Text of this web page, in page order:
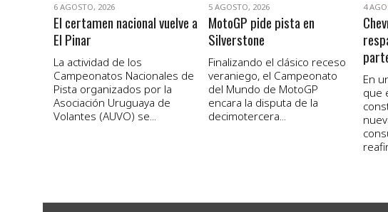
6 AGOSTO, 2026
El certamen nacional vuelve a
El Pinar
La actividad de los
Campeonatos Nacionales de
Pista organizados por la
Asociación Uruguaya de
Volantes (AUVO) se...
5 AGOSTO, 2026
MotoGP pide pista en
Silverstone
Finalizando el clásico receso
veraniego, el Campeonato
del Mundo de MotoGP
encara la disputa de la
decimotercera...
4
En
que